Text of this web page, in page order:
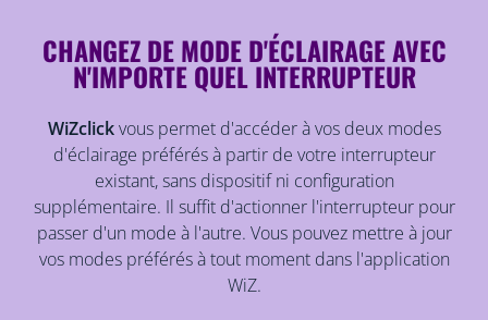
CHANGEZ DE MODE D'ÉCLAIRAGE AVEC
N'IMPORTE QUEL INTERRUPTEUR
WiZclickvous permet d'accéder à vos deux modes
d'éclairage préférés à partir de votre interrupteur
existant, sans dispositif ni configuration
supplémentaire. Il suffit d'actionner l'interrupteur pour
passer d'un mode à l'autre. Vous pouvez mettre à jour
vos modes préférés à tout moment dans l'application
WiZ.